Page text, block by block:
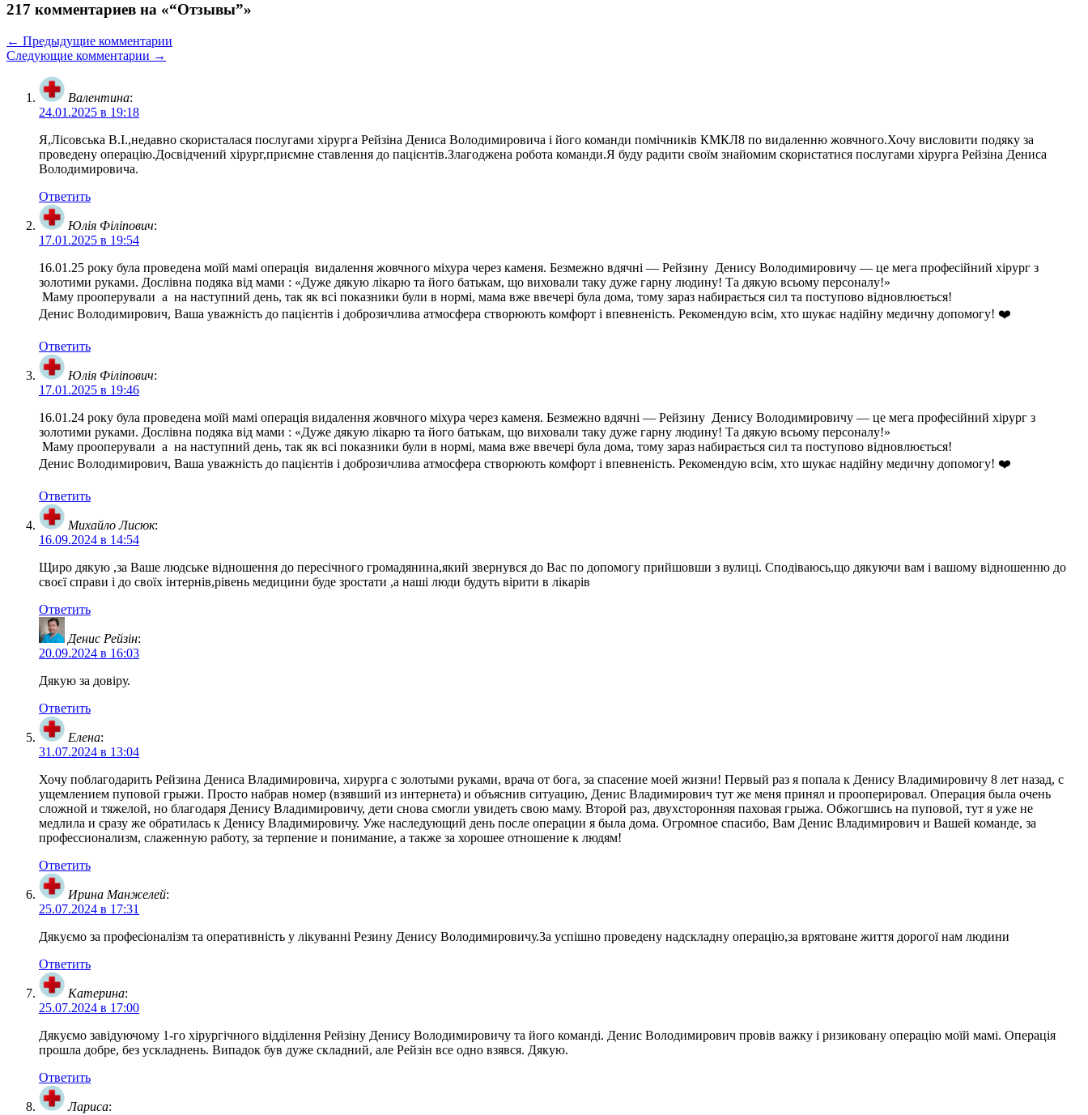
217 комментариев на «“Отзывы”»
← Предыдущие комментарии
Следующие комментарии →
Валентина:
24.01.2025 в 19:18
Я,Лісовська В.І.,недавно скористалася послугами хірурга Рейзіна Дениса Володимировича і його команди помічників КМКЛ8 по видаленню жовчного.Хочу висловити подяку за
проведену операцію.Досвідчений хірург,приємне ставлення до пацієнтів.Злагоджена робота команди.Я буду радити своїм знайомим скористатися послугами хірурга Рейзіна Дениса
Володимировича.
Ответить
Юлія Філіпович:
17.01.2025 в 19:54
16.01.25 року була проведена моїй мамі операція видалення жовчного міхура через каменя. Безмежно вдячні — Рейзину Денису Володимировичу — це мега професійний хірург з
золотими руками. Дослівна подяка від мами : «Дуже дякую лікарю та його батькам, що виховали таку дуже гарну людину! Та дякую всьому персоналу!»
Маму прооперували а на наступний день, так як всі показники були в нормі, мама вже ввечері була дома, тому зараз набирається сил та поступово відновлюється!
Денис Володимирович, Ваша уважність до пацієнтів і доброзичлива атмосфера створюють комфорт і впевненість. Рекомендую всім, хто шукає надійну медичну допомогу! ❤️
Ответить
Юлія Філіпович:
17.01.2025 в 19:46
16.01.24 року була проведена моїй мамі операція видалення жовчного міхура через каменя. Безмежно вдячні — Рейзину Денису Володимировичу — це мега професійний хірург з
золотими руками. Дослівна подяка від мами : «Дуже дякую лікарю та його батькам, що виховали таку дуже гарну людину! Та дякую всьому персоналу!»
Маму прооперували а на наступний день, так як всі показники були в нормі, мама вже ввечері була дома, тому зараз набирається сил та поступово відновлюється!
Денис Володимирович, Ваша уважність до пацієнтів і доброзичлива атмосфера створюють комфорт і впевненість. Рекомендую всім, хто шукає надійну медичну допомогу! ❤️
Ответить
Михайло Лисюк:
16.09.2024 в 14:54
Щиро дякую ,за Ваше людське відношення до пересічного громадянина,який звернувся до Вас по допомогу прийшовши з вулиці. Сподіваюсь,що дякуючи вам і вашому відношенню до
своєї справи і до своїх інтернів,рівень медицини буде зростати ,а наші люди будуть вірити в лікарів
Ответить
Денис Рейзін:
20.09.2024 в 16:03
Дякую за довіру.
Ответить
Елена:
31.07.2024 в 13:04
Хочу поблагодарить Рейзина Дениса Владимировича, хирурга с золотыми руками, врача от бога, за спасение моей жизни! Первый раз я попала к Денису Владимировичу 8 лет назад, с
ущемлением пуповой грыжи. Просто набрав номер (взявший из интернета) и объяснив ситуацию, Денис Владимирович тут же меня принял и прооперировал. Операция была очень
сложной и тяжелой, но благодаря Денису Владимировичу, дети снова смогли увидеть свою маму. Второй раз, двухсторонняя паховая грыжа. Обжогшись на пуповой, тут я уже не
медлила и сразу же обратилась к Денису Владимировичу. Уже наследующий день после операции я была дома. Огромное спасибо, Вам Денис Владимирович и Вашей команде, за
профессионализм, слаженную работу, за терпение и понимание, а также за хорошее отношение к людям!
Ответить
Ирина Манжелей:
25.07.2024 в 17:31
Дякуємо за професіоналізм та оперативність у лікуванні Резину Денису Володимировичу.За успішно проведену надскладну операцію,за врятоване життя дорогої нам людини
Ответить
Катерина:
25.07.2024 в 17:00
Дякуємо завідуючому 1-го хірургічного відділення Рейзіну Денису Володимировичу та його команді. Денис Володимирович провів важку і ризиковану операцію моїй мамі. Операція
прошла добре, без ускладнень. Випадок був дуже складний, але Рейзін все одно взявся. Дякую.
Ответить
Лариса: